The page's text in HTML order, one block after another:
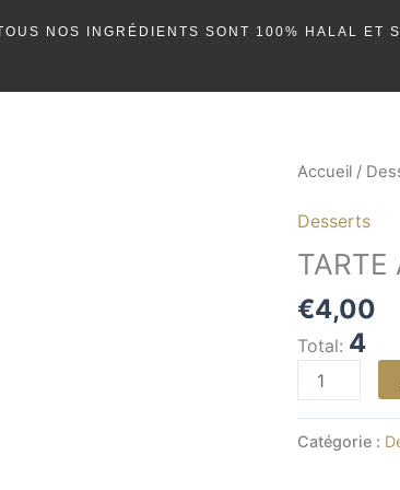
NOS INGRÉDIENTS SONT 100% HALAL ET
Accueil /
Desserts
TARTE
€4,00
Total: 4
quantité
TARTE
AUX
Catégorie :